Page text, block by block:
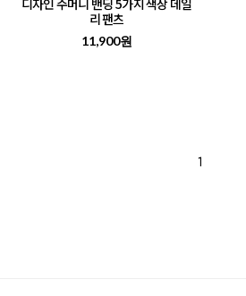
디자인 주머니 밴딩 5가지 색상 데일
리 팬츠
11,900원
1